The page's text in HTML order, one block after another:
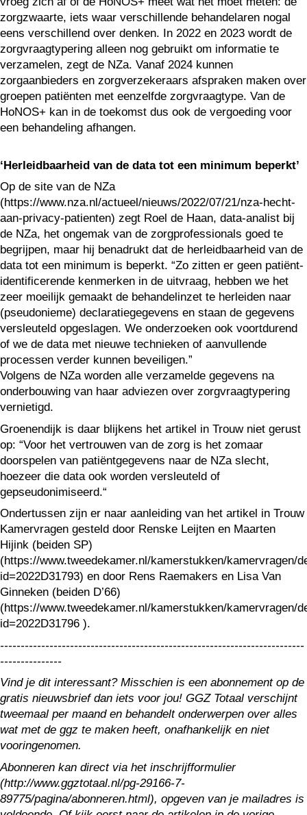
zorgzwaarte, iets waar verschillende behandelaren nogal
eens verschillend over denken. In 2022 en 2023 wordt de
zorgvraagtypering alleen nog gebruikt om informatie te
verzamelen, zegt de NZa. Vanaf 2024 kunnen
zorgaanbieders en zorgverzekeraars afspraken maken over
groepen patiënten met eenzelfde zorgvraagtype. Van de
HoNOS+ kan in de toekomst dus ook de vergoeding voor
een behandeling afhangen.
‘Herleidbaarheid van de data tot een minimum beperkt’
Op de site van de NZa
(https://www.nza.nl/actueel/nieuws/2022/07/21/nza-hecht-
aan-privacy-patienten) zegt Roel de Haan, data-analist bij
de NZa, het ongemak van de zorgprofessionals goed te
begrijpen, maar hij benadrukt dat de herleidbaarheid van de
data tot een minimum is beperkt. “Zo zitten er geen patiënt-
identificerende kenmerken in de uitvraag, hebben we het
zeer moeilijk gemaakt de behandelinzet te herleiden naar
(pseudonieme) declaratiegegevens en staan de gegevens
versleuteld opgeslagen. We onderzoeken ook voortdurend
of we de data met nieuwe technieken of aanvullende
processen verder kunnen beveiligen.”
Volgens de NZa worden alle verzamelde gegevens na
onderbouwing van haar adviezen over zorgvraagtypering
vernietigd.
Groenendijk is daar blijkens het artikel in Trouw niet gerust
op: “Voor het vertrouwen van de zorg is het zomaar
doorspelen van patiëntgegevens naar de NZa slecht,
hoezeer die data ook worden versleuteld of
gepseudonimiseerd.“
Ondertussen zijn er naar aanleiding van het artikel in Trouw
Kamervragen gesteld door Renske Leijten en Maarten
Hijink (beiden SP)
(https://www.tweedekamer.nl/kamerstukken/kamervragen/
id=2022D31793) en door Rens Raemakers en Lisa Van
Ginneken (beiden D’66)
(https://www.tweedekamer.nl/kamerstukken/kamervragen/
id=2022D31796 ).
--------------------------------------------------------------------------
---------------
Vind je dit interessant? Misschien is een abonnement op de
gratis nieuwsbrief dan iets voor jou! GGZ Totaal verschijnt
tweemaal per maand en behandelt onderwerpen over alles
wat met de ggz te maken heeft, onafhankelijk en niet
vooringenomen.
Abonneren kan direct via het inschrijfformulier
(http://www.ggztotaal.nl/pg-29166-7-
89775/pagina/abonneren.html), opgeven van je mailadres is